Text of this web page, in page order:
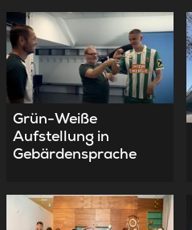
Grün-Weiße
Aufstellung in
Gebärdensprache